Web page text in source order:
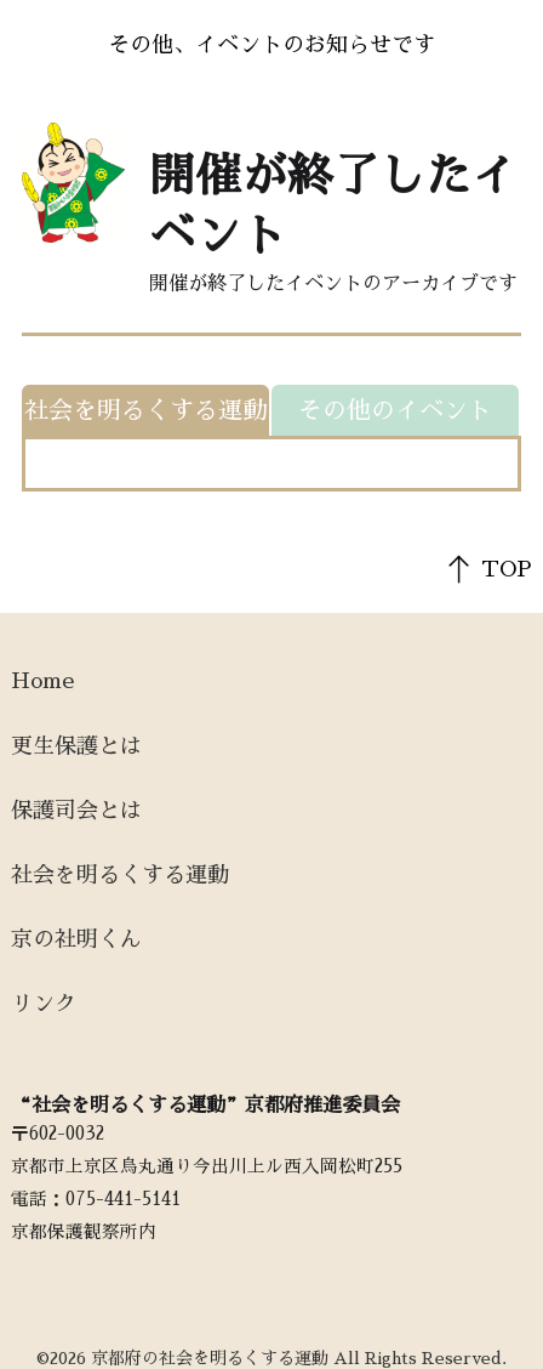
その他、イベントのお知らせです
開催が終了したイ
ベント
開催が終了したイベントのアーカイブです
社会を明るくする運動 その他のイベント
TOP
Home
更生保護とは
保護司会とは
社会を明るくする運動
京の社明くん
リンク
“社会を明るくする運動”京都府推進委員会
〒602-0032
京都市上京区烏丸通り今出川上ル西入岡松町255
電話：‭075-441-5141‬
京都保護観察所内
©2026 京都府の社会を明るくする運動 All Rights Reserved.